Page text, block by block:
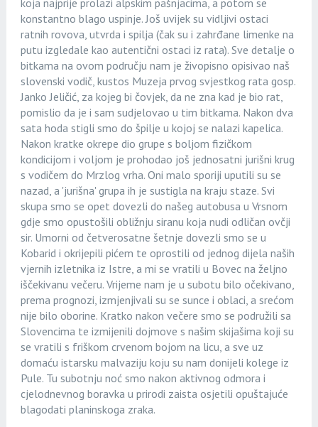
konstantno blago uspinje. Još uvijek su vidljivi ostaci
ratnih rovova, utvrda i spilja (čak su i zahrđane limenke na
putu izgledale kao autentični ostaci iz rata). Sve detalje o
bitkama na ovom području nam je živopisno opisivao naš
slovenski vodič, kustos Muzeja prvog svjestkog rata gosp.
Janko Jeličić, za kojeg bi čovjek, da ne zna kad je bio rat,
pomislio da je i sam sudjelovao u tim bitkama. Nakon dva
sata hoda stigli smo do špilje u kojoj se nalazi kapelica.
Nakon kratke okrepe dio grupe s boljom fizičkom
kondicijom i voljom je prohodao još jednosatni jurišni krug
s vodičem do Mrzlog vrha. Oni malo sporiji uputili su se
nazad, a 'jurišna' grupa ih je sustigla na kraju staze. Svi
skupa smo se opet dovezli do našeg autobusa u Vrsnom
gdje smo opustošili obližnju siranu koja nudi odličan ovčji
sir. Umorni od četverosatne šetnje dovezli smo se u
Kobarid i okrijepili pićem te oprostili od jednog dijela naših
vjernih izletnika iz Istre, a mi se vratili u Bovec na željno
iščekivanu večeru. Vrijeme nam je u subotu bilo očekivano,
prema prognozi, izmjenjivali su se sunce i oblaci, a srećom
nije bilo oborine. Kratko nakon večere smo se podružili sa
Slovencima te izmijenili dojmove s našim skijašima koji su
se vratili s friškom crvenom bojom na licu, a sve uz
domaću istarsku malvaziju koju su nam donijeli kolege iz
Pule. Tu subotnju noć smo nakon aktivnog odmora i
cjelodnevnog boravka u prirodi zaista osjetili opuštajuće
blagodati planinskoga zraka.